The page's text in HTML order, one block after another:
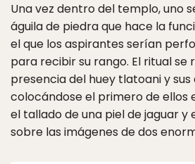
Una vez dentro del templo, uno
águila de piedra que hace la
el que los aspirantes serían
para recibir su rango. El ritual se
presencia del huey tlatoani y sus
colocándose el primero de ellos
el tallado de una piel de jaguar y
sobre las imágenes de dos